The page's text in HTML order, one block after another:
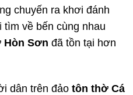
chuyến ra khơi đánh
tìm về bến cùng nhau
Hòn Sơn đã tồn tại hơn
dân trên đảo tôn thờ Cá